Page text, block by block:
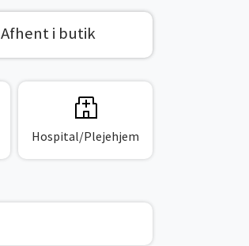
Afhent i butik
Hospital/Plejehjem